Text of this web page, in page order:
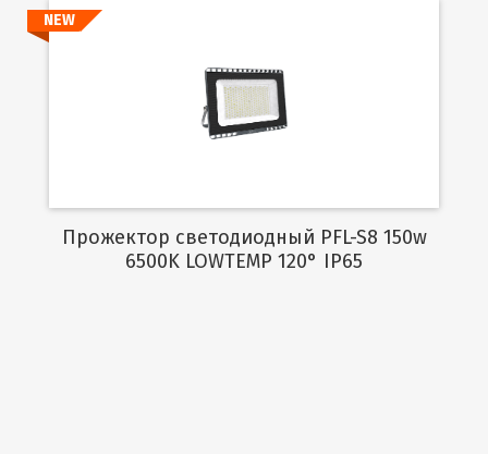
Подробнее
NEW
Прожектор светодиодный PFL-S8 150w
6500K LOWTEMP 120° IP65